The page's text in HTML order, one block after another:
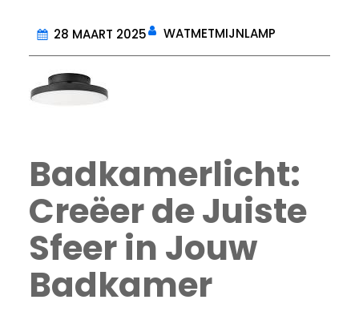
28 MAART 2025 WATMETMIJNLAMP
Badkamerlicht:
Creëer de Juiste
Sfeer in Jouw
Badkamer